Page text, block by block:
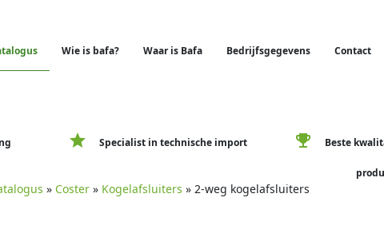
Wie is bafa? Waar is Bafa Bedrijfsgegevens Contact
star Specialist in technische import emoji_events Beste
» Coster » Kogelafsluiters » 2-weg kogelafsluiters